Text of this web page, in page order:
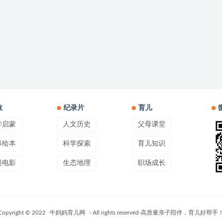
启蒙
绘本
电影
纪录片
人文历史
科学探索
生态地理
育儿
父母课堂
育儿知识
职场成长
© 2022 牛妈妈育儿网 - All rights reserved-高质量亲子陪伴，育儿好帮手